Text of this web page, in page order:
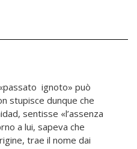
ignoto» può
stupisce dunque che
sentisse «l’assenza
a lui, sapeva che
trae il nome dai